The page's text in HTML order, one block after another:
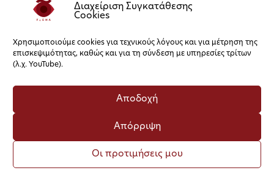
Διαχείριση Συγκατάθεσης
Cookies
Χρησιμοποιούμε cookies για τεχνικούς λόγους και για μέτρηση της
επισκεψιμότητας, καθώς και για τη σύνδεση με υπηρεσίες τρίτων
(λ.χ. YouTube).
Αποδοχή
Απόρριψη
Οι προτιμήσεις μου